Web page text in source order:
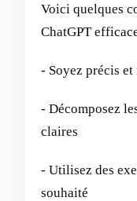
Voici quelques
ChatGPT
- Soyez précis
- Décomposez
claires
- Utilisez des
souhaité